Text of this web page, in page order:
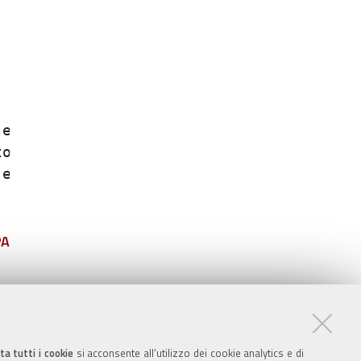
tutti i cookiesi acconsente all’utilizzo dei cookie analytics e di
effettuate dai;
e tempo ;
dai dipendenti;